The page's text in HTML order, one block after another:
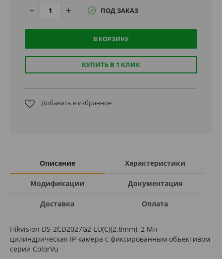
ПОД ЗАКАЗ
В КОРЗИНУ
КУПИТЬ В 1 КЛИК
Добавить в избранное
Описание Характеристики
Модификации Документация
Доставка Оплата
Hikvision DS-2CD2027G2-LU(C)(2.8mm), 2 Мп
цилиндрическая IP-камера с фиксированным объективом
серии ColorVu